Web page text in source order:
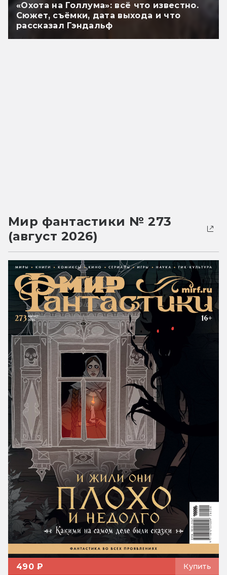
«Охота на Голлума»: всё что известно.
Сюжет, съёмки, дата выхода и что
рассказал Гэндальф
Мир фантастики № 273
(август 2026)
490 ₽ Купить